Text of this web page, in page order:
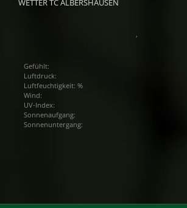
WETTER TC ALBERSHAUSEN
Gefühlt:
Luftdruck:
Luftfeuchtigkeit: %
Wind:
UV-Index:
Sonnenaufgang:
Sonnenuntergang: